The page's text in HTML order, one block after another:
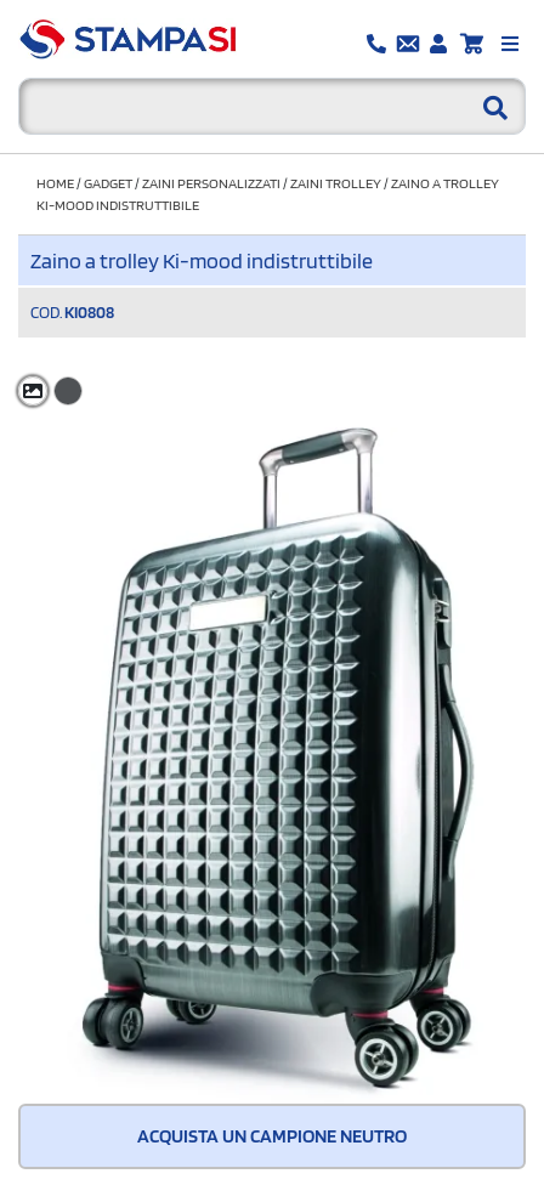
HOME/GADGET/ZAINI PERSONALIZZATI /ZAINI TROLLEY/ZAINO A TROLLEY
KI-MOOD INDISTRUTTIBILE
Zaino a trolley Ki-mood indistruttibile
COD. KI0808
ACQUISTA UN CAMPIONE NEUTRO